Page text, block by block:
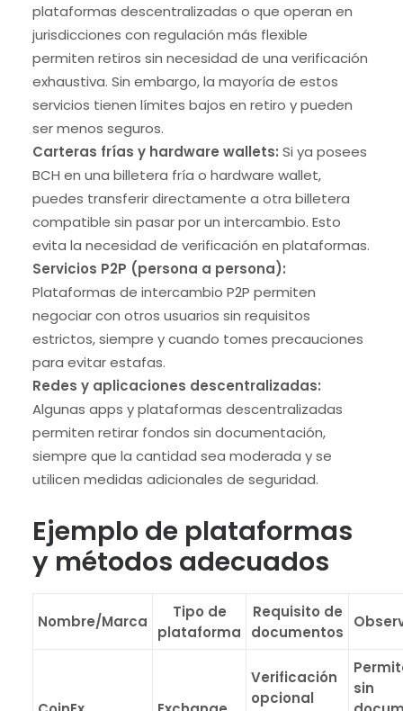
plataformas descentralizadas o que operan en
jurisdicciones con regulación más flexible
permiten retiros sin necesidad de una verificación
exhaustiva. Sin embargo, la mayoría de estos
servicios tienen límites bajos en retiro y pueden
ser menos seguros.
Carteras frías y hardware wallets: Si ya posees
BCH en una billetera fría o hardware wallet,
puedes transferir directamente a otra billetera
compatible sin pasar por un intercambio. Esto
evita la necesidad de verificación en plataformas.
Servicios P2P (persona a persona):
Plataformas de intercambio P2P permiten
negociar con otros usuarios sin requisitos
estrictos, siempre y cuando tomes precauciones
para evitar estafas.
Redes y aplicaciones descentralizadas:
Algunas apps y plataformas descentralizadas
permiten retirar fondos sin documentación,
siempre que la cantidad sea moderada y se
utilicen medidas adicionales de seguridad.
Ejemplo de plataformas
y métodos adecuados
Nombre/Marca
Tipo de
plataforma
Requisito de
documentos
Verificación
opcional
sin